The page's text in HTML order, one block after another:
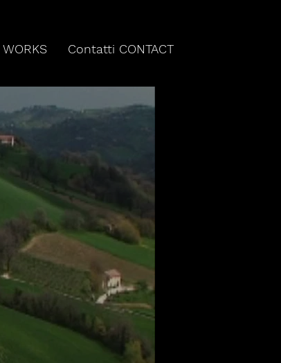
Contatti CONTACT